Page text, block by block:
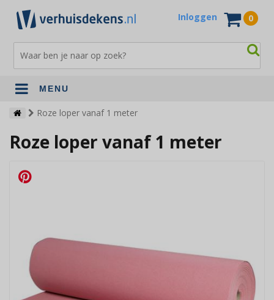
Inloggen 0
MENU
Verhuisdekens
Opslagdekens
Andere verhuismaterialen
Roze loper vanaf 1 meter
Roze loper vanaf 1 meter